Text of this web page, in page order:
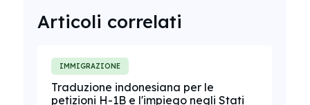
Articoli correlati
IMMIGRAZIONE
Traduzione indonesiana per le
petizioni H-1B e l'impiego negli Stati